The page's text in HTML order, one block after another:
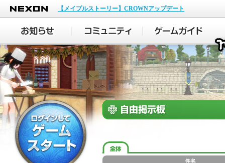
NEXON
【メイプルストーリー】CROWNアップデート